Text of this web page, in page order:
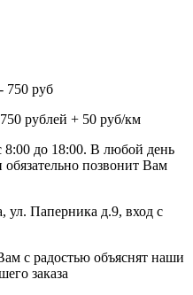
750 руб
рублей + 50 руб/км
8:00 до 18:00. В любой день
обязательно позвонит Вам
ул. Паперника д.9, вход с
с радостью объяснят наши
заказа